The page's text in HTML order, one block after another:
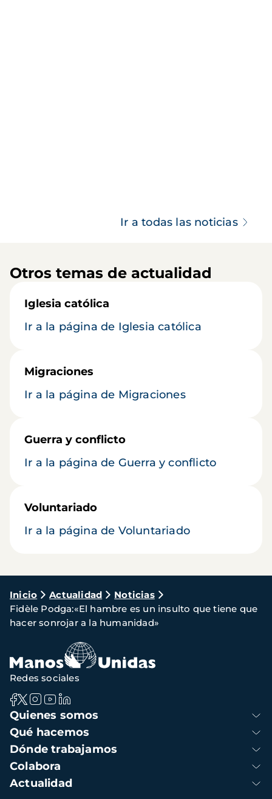
Ir a todas las noticias
Otros temas de actualidad
Iglesia católica
Ir a la página de Iglesia católica
Migraciones
Ir a la página de Migraciones
Guerra y conflicto
Ir a la página de Guerra y conflicto
Voluntariado
Ir a la página de Voluntariado
Ruta
de
navegación
Inicio Actualidad
Noticias
Fidèle Podga:«El hambre es un insulto que tiene que
hacer sonrojar a la humanidad»
Navegación
principal
Quienes somos
Qué hacemos
Dónde trabajamos
Colabora
Actualidad
Redes sociales